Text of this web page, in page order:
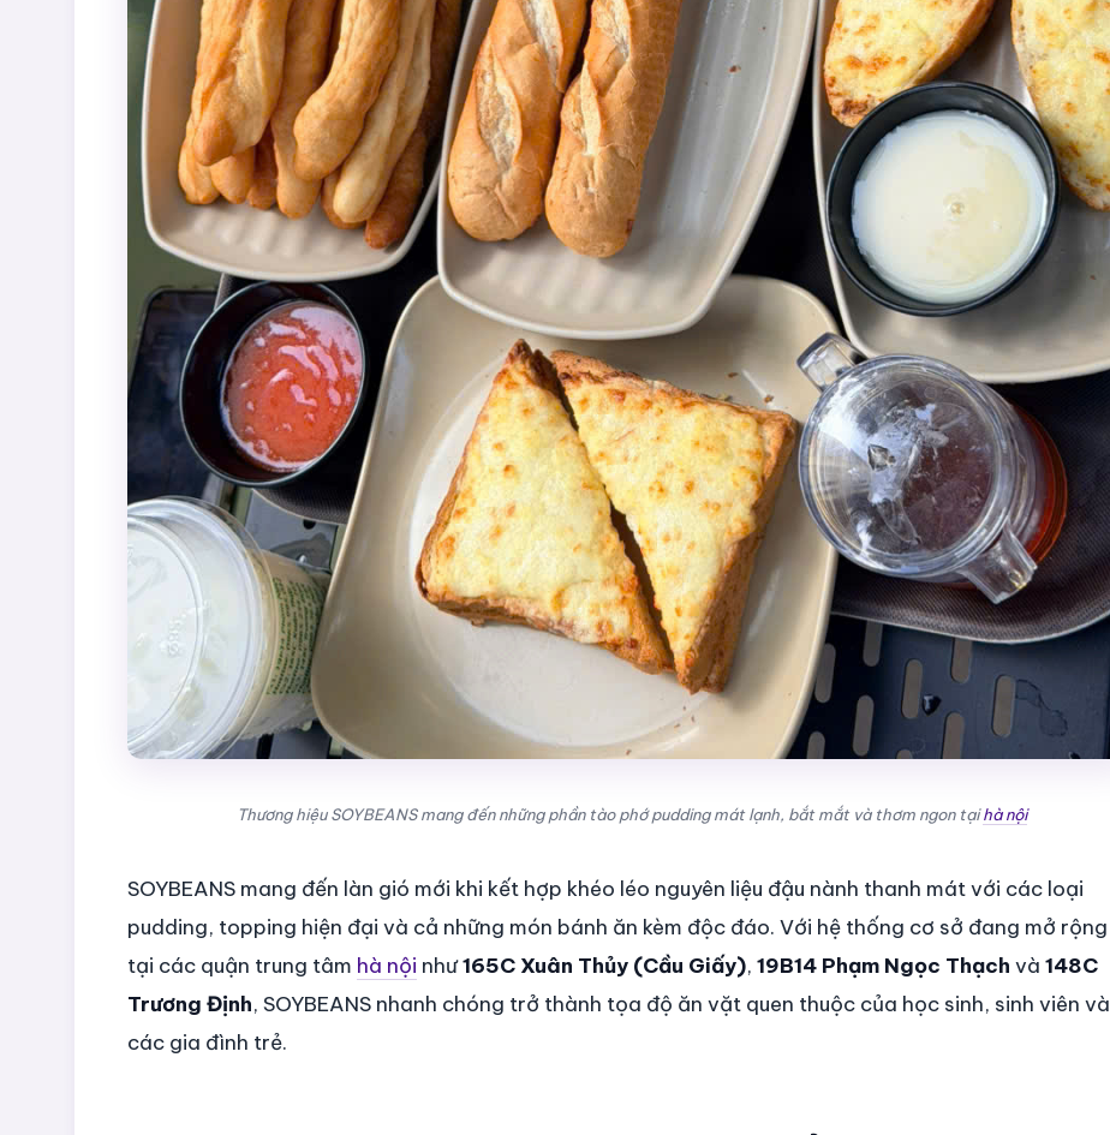
Thương hiệu SOYBEANS mang đến những phần tào phớ pudding mát lạnh, bắt mắt và thơm ngon tạihà nội
SOYBEANS mang đến làn gió mới khi kết hợp khéo léo nguyên liệu đậu nành thanh mát với các loại
pudding, topping hiện đại và cả những món bánh ăn kèm độc đáo. Với hệ thống cơ sở đang mở rộng
tại các quận trung tâm hà nội như165C Xuân Thủy (Cầu Giấy), 19B14 Phạm Ngọc Thạch và 148C
Trương Định, SOYBEANS nhanh chóng trở thành tọa độ ăn vặt quen thuộc của học sinh, sinh viên và
các gia đình trẻ.